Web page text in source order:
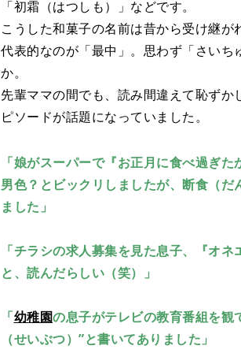
「初霜（はつしも）」などです。
こうした和菓子の名前は昔から受け継
代表的なのが「最中」。思わず「さい
か。
先輩ママの間でも、読み間違えて恥ず
ピソードが話題になっていました。
「娘がスーパーで『お正月に食べ過ぎ
男色？とビックリしましたが、断食（
ました」
「チラシの求人募集を見た息子、『オ
と、読んだらしい（笑）」
「幼稚園の息子がテレビの教育番組を観
（せいぶつ）”と書いてありました」